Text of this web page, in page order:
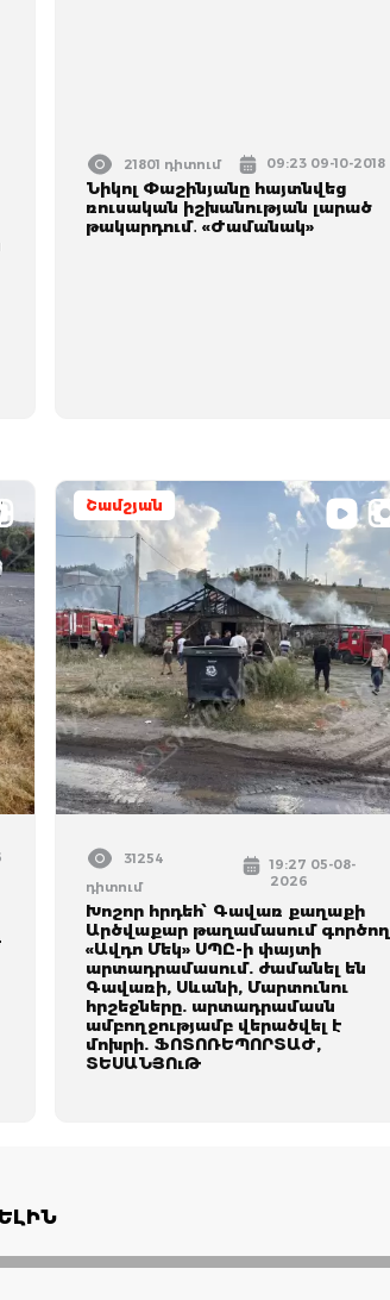
21801 դիտում 09:23 09-10-2018
Նիկոլ Փաշինյանը հայտնվեց
ռուսական իշխանության լարած
թակարդում․ «Ժամանակ»
Շամշյան
31254
դիտում
19:27 05-08-
2026
Խոշոր հրդեհ՝ Գավառ քաղաքի
Արծվաքար թաղամասում գործող
«Ավդո Մեկ» ՍՊԸ-ի փայտի
արտադրամասում. ժամանել են
Գավառի, Սևանի, Մարտունու
հրշեջները. արտադրամասն
ամբողջությամբ վերածվել է
մոխրի. ՖՈՏՈՌԵՊՈՐՏԱԺ,
ՏԵՍԱՆՅՈւԹ